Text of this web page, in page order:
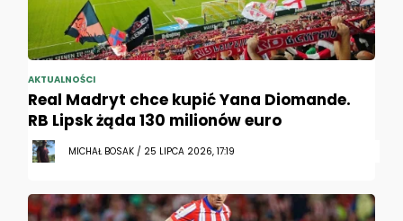
AKTUALNOŚCI
Real Madryt chce kupić Yana Diomande.
RB Lipsk żąda 130 milionów euro
MICHAŁ BOSAK / 25 LIPCA 2026, 17:19